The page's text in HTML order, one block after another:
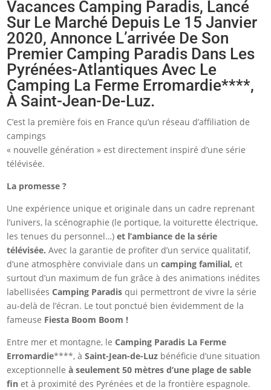
Vacances Camping Paradis, Lancé
Sur Le Marché Depuis Le 15 Janvier
2020, Annonce L’arrivée De Son
Premier Camping Paradis Dans Les
Pyrénées-Atlantiques Avec Le
Camping La Ferme Erromardie****,
À Saint-Jean-De-Luz.
C’est la première fois en France qu’un réseau d’affiliation de
campings
« nouvelle génération » est directement inspiré d’une série
télévisée.
La promesse ?
Une expérience unique et originale dans un cadre reprenant
l’univers, la scénographie (le portique, la voiturette électrique,
les tenues du personnel…)et l’ambiance de la série
télévisée. Avec la garantie de profiter d’un service qualitatif,
d’une atmosphère conviviale dans un camping familial,et
surtout d’un maximum de fun grâce à des animations inédites
labellisées Camping Paradisqui permettront de vivre la série
au-delà de l’écran. Le tout ponctué bien évidemment de la
fameuse Fiesta Boom Boom !
Entre mer et montagne, leCamping Paradis La Ferme
Erromardie****, àSaint-Jean-de-Luz bénéficie d’une situation
exceptionnelleà seulement 50 mètres d’une plage de sable
fin et à proximité des Pyrénées et de la frontière espagnole.